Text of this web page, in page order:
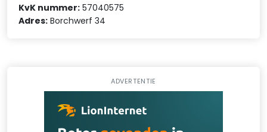
KvK nummer: 57040575
Adres: Borchwerf 34
ADVERTENTIE